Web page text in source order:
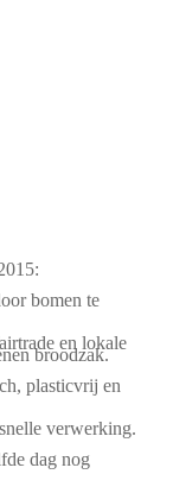
bomen te
en lokale
broodzak.
plasticvrij en
verwerking.
dag nog